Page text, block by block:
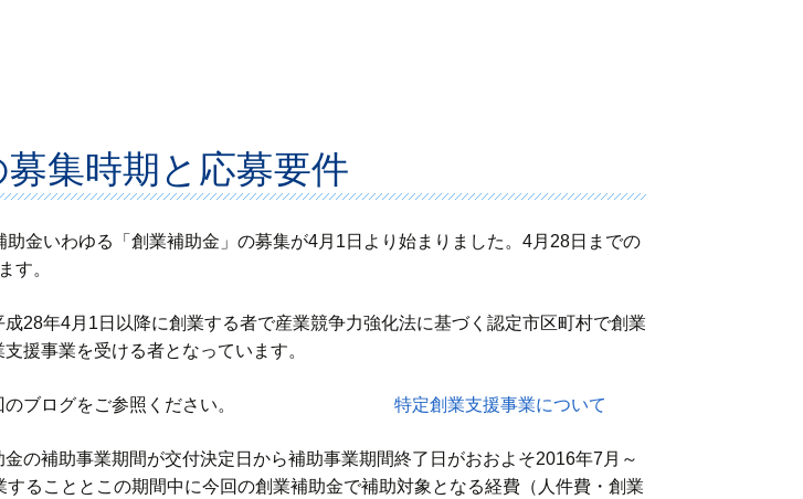
集時期と応募要件
金いわゆる「創業補助金」の募集が4月1日より始まりました。4月28日までの
す。
28年4月1日以降に創業する者で産業競争力強化法に基づく認定市区町村で創業
援事業を受ける者となっています。
は前回のブログをご参照ください。 特定創業支援事業について
の補助事業期間が交付決定日から補助事業期間終了日がおおよそ2016年7月～
ることとこの期間中に今回の創業補助金で補助対象となる経費（人件費・創業